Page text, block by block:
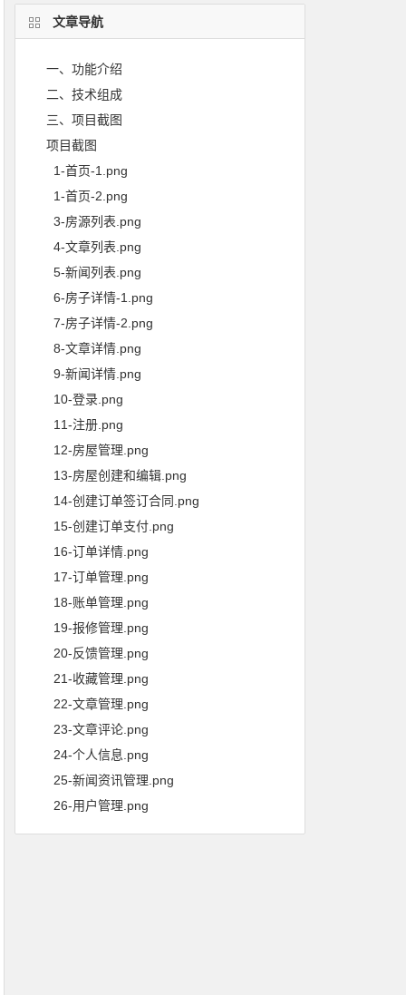
文章导航
一、功能介绍
二、技术组成
三、项目截图
项目截图
1-首页-1.png
1-首页-2.png
3-房源列表.png
4-文章列表.png
5-新闻列表.png
6-房子详情-1.png
7-房子详情-2.png
8-文章详情.png
9-新闻详情.png
10-登录.png
11-注册.png
12-房屋管理.png
13-房屋创建和编辑.png
14-创建订单签订合同.png
15-创建订单支付.png
16-订单详情.png
17-订单管理.png
18-账单管理.png
19-报修管理.png
20-反馈管理.png
21-收藏管理.png
22-文章管理.png
23-文章评论.png
24-个人信息.png
25-新闻资讯管理.png
26-用户管理.png